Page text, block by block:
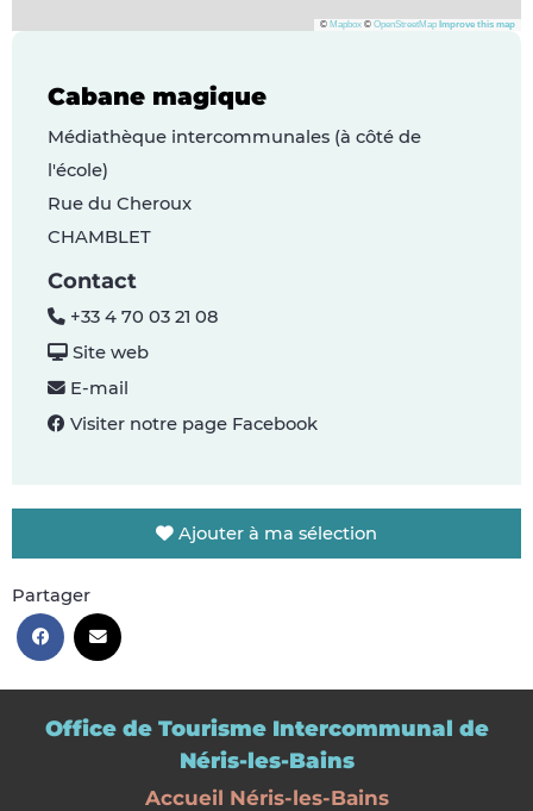
© Mapbox © OpenStreetMap Improve this map
Cabane magique
Médiathèque intercommunales (à côté de
l'école)
Rue du Cheroux
CHAMBLET
Contact
+33 4 70 03 21 08
Site web
E-mail
Visiter notre page Facebook
Ajouter à ma sélection
Partager
Office de Tourisme Intercommunal de
Néris-les-Bains
Accueil Néris-les-Bains